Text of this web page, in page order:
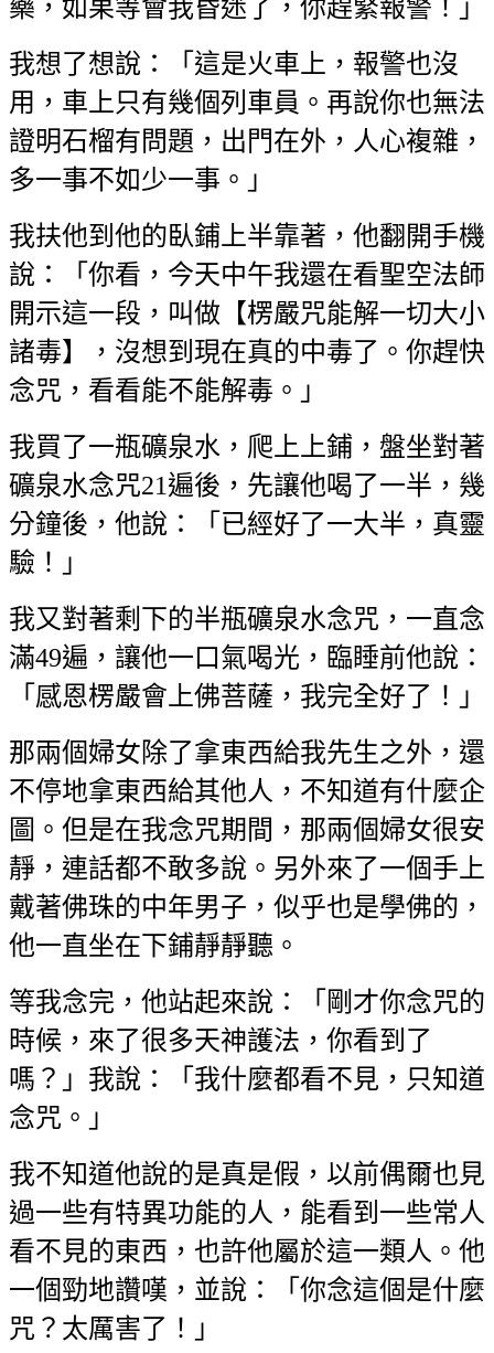
藥，如果等會我昏迷了，你趕緊報警！」
我想了想說：「這是火車上，報警也沒
用，車上只有幾個列車員。再說你也無法
證明石榴有問題，出門在外，人心複雜，
多一事不如少一事。」
我扶他到他的臥鋪上半靠著，他翻開手機
說：「你看，今天中午我還在看聖空法師
開示這一段，叫做【楞嚴咒能解一切大小
諸毒】，沒想到現在真的中毒了。你趕快
念咒，看看能不能解毒。」
我買了一瓶礦泉水，爬上上鋪，盤坐對著
礦泉水念咒21遍後，先讓他喝了一半，幾
分鐘後，他說：「已經好了一大半，真靈
驗！」
我又對著剩下的半瓶礦泉水念咒，一直念
滿49遍，讓他一口氣喝光，臨睡前他說：
「感恩楞嚴會上佛菩薩，我完全好了！」
那兩個婦女除了拿東西給我先生之外，還
不停地拿東西給其他人，不知道有什麼企
圖。但是在我念咒期間，那兩個婦女很安
靜，連話都不敢多說。另外來了一個手上
戴著佛珠的中年男子，似乎也是學佛的，
他一直坐在下鋪靜靜聽。
等我念完，他站起來說：「剛才你念咒的
時候，來了很多天神護法，你看到了
嗎？」我說：「我什麼都看不見，只知道
念咒。」
我不知道他說的是真是假，以前偶爾也見
過一些有特異功能的人，能看到一些常人
看不見的東西，也許他屬於這一類人。他
一個勁地讚嘆，並說：「你念這個是什麼
咒？太厲害了！」